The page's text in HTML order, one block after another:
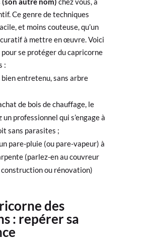
Ce genre de techniques
et moins couteuse, qu’un
à mettre en œuvre. Voici
pour se protéger du capricorne
:
entretenu, sans arbre
de bois de chauffage, le
un professionnel qui s’engage à
sans parasites ;
pare-pluie (ou pare-vapeur) à
(parlez-en au couvreur
construction ou rénovation)
des
: repérer sa